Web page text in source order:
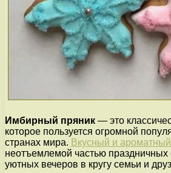
Имбирный пряник — это
которое пользуется огромной
странах мира. Вкусный и ароматный
неотъемлемой частью праздничных
уютных вечеров в кругу семьи и